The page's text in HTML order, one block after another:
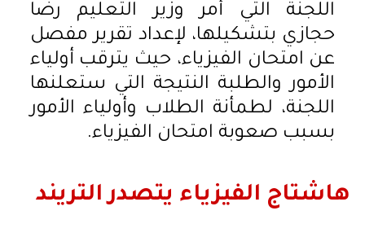
اللجنة التي أمر وزير التعليم رضا
حجازي بتشكيلها، لإعداد تقرير مفصل
عن امتحان الفيزياء، حيث يترقب أولياء
الأمور والطلبة النتيجة التي ستعلنها
اللجنة، لطمأنة الطلاب وأولياء الأمور
بسبب صعوبة امتحان الفيزياء.
هاشتاج الفيزياء يتصدر التريند